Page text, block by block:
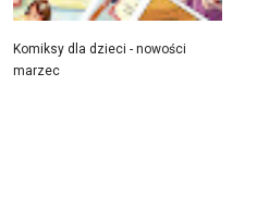
Komiksy dla dzieci - nowości
marzec